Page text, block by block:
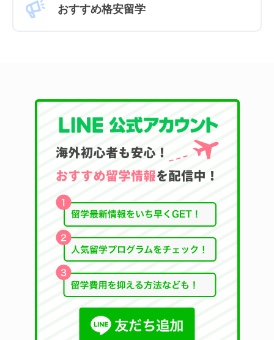
おすすめ格安留学